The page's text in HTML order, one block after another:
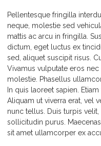
Pellentesque fringilla
neque, molestie sed
mattis ac arcu in fringilla.
dictum, eget luctus ex
sed, aliquet suscipit risus.
Vivamus vulputate eros
molestie. Phasellus
In quis laoreet sapien.
Aliquam ut viverra erat, vel
nunc tellus. Duis turpis
sollicitudin purus.
sit amet ullamcorper ex